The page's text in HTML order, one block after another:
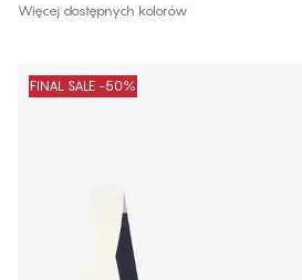
Więcej dostępnych kolorów
FINAL SALE -50%